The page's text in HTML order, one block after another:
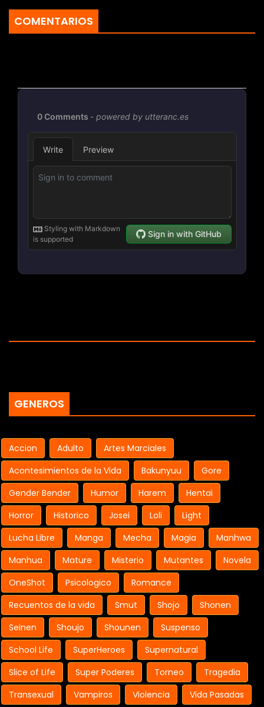
COMENTARIOS
GENEROS
Accion Adulto
Artes Marciales
Acontesimientos de la Vida
Bakunyuu
Gore
Gender Bender
Humor Harem
Hentai
Horror
Historico Josei Loli
Light
Lucha Libre
Manga Mecha Magia
Manhwa
Manhua
Mature Misterio Mutantes
Novela
OneShot
Psicologico
Romance
Recuentos de la vida
Smut Shojo
Shonen
Seinen
Shoujo Shounen
Suspenso
School Life
SuperHeroes
Supernatural
Slice of Life
Super Poderes Torneo
Tragedia
Transexual
Vampiros Violencia
Vida Pasadas